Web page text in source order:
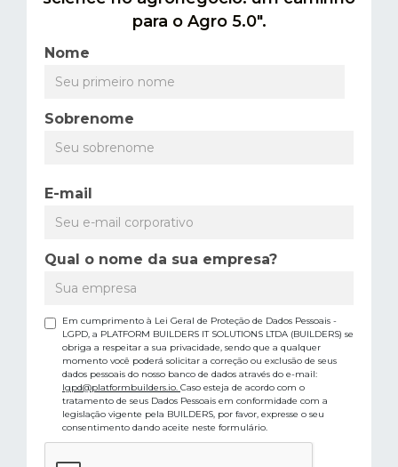
para o Agro 5.0".
Nome
Sobrenome
E-mail
Qual o nome da sua empresa?
Em cumprimento à Lei Geral de Proteção de Dados Pessoais -
LGPD, a PLATFORM BUILDERS IT SOLUTIONS LTDA (BUILDERS) se
obriga a respeitar a sua privacidade, sendo que a qualquer
momento você poderá solicitar a correção ou exclusão de seus
dados pessoais do nosso banco de dados através do e-mail:
lgpd@platformbuilders.io. Caso esteja de acordo com o
tratamento de seus Dados Pessoais em conformidade com a
legislação vigente pela BUILDERS, por favor, expresse o seu
consentimento dando aceite neste formulário.